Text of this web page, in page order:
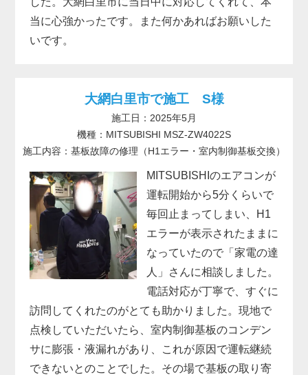
当に心強かったです。また何かあればお願いした
いです。
大網白里市で施工 S様
施工日：2025年5月
機種：MITSUBISHI MSZ-ZW4022S
施工内容：基板故障の修理（H1エラー・室内制御基板交換）
MITSUBISHIのエアコンが
運転開始から5分くらいで
毎回止まってしまい、H1
エラーが表示されたままに
なっていたので「家電の達
人」さんに相談しました。
電話対応が丁寧で、すぐに
訪問してくれたのがとても助かりました。現地で
点検していただいたら、室内制御基板のコンデン
サに膨張・液漏れがあり、これが原因で運転継続
できないとのことでした。その場で基板の取り寄